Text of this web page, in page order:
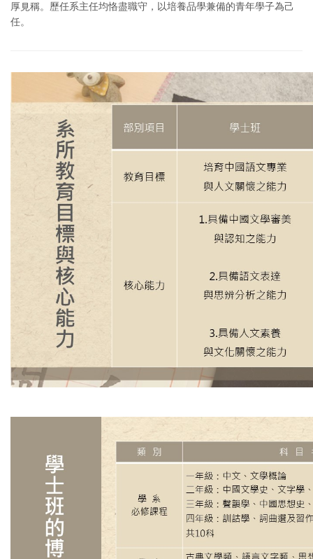
厚見稱。歷任系主任均恪盡職守，以培養品學兼備的青年學子為己
任。